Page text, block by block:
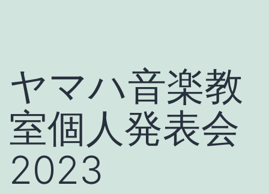
ヤマハ音楽教
室個人発表会
2023